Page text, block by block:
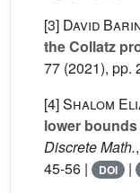
[3] David
the Collatz
77 (2021), pp.
[4]Shalom
lower
Discrete Math.
45-56 |
DOI |